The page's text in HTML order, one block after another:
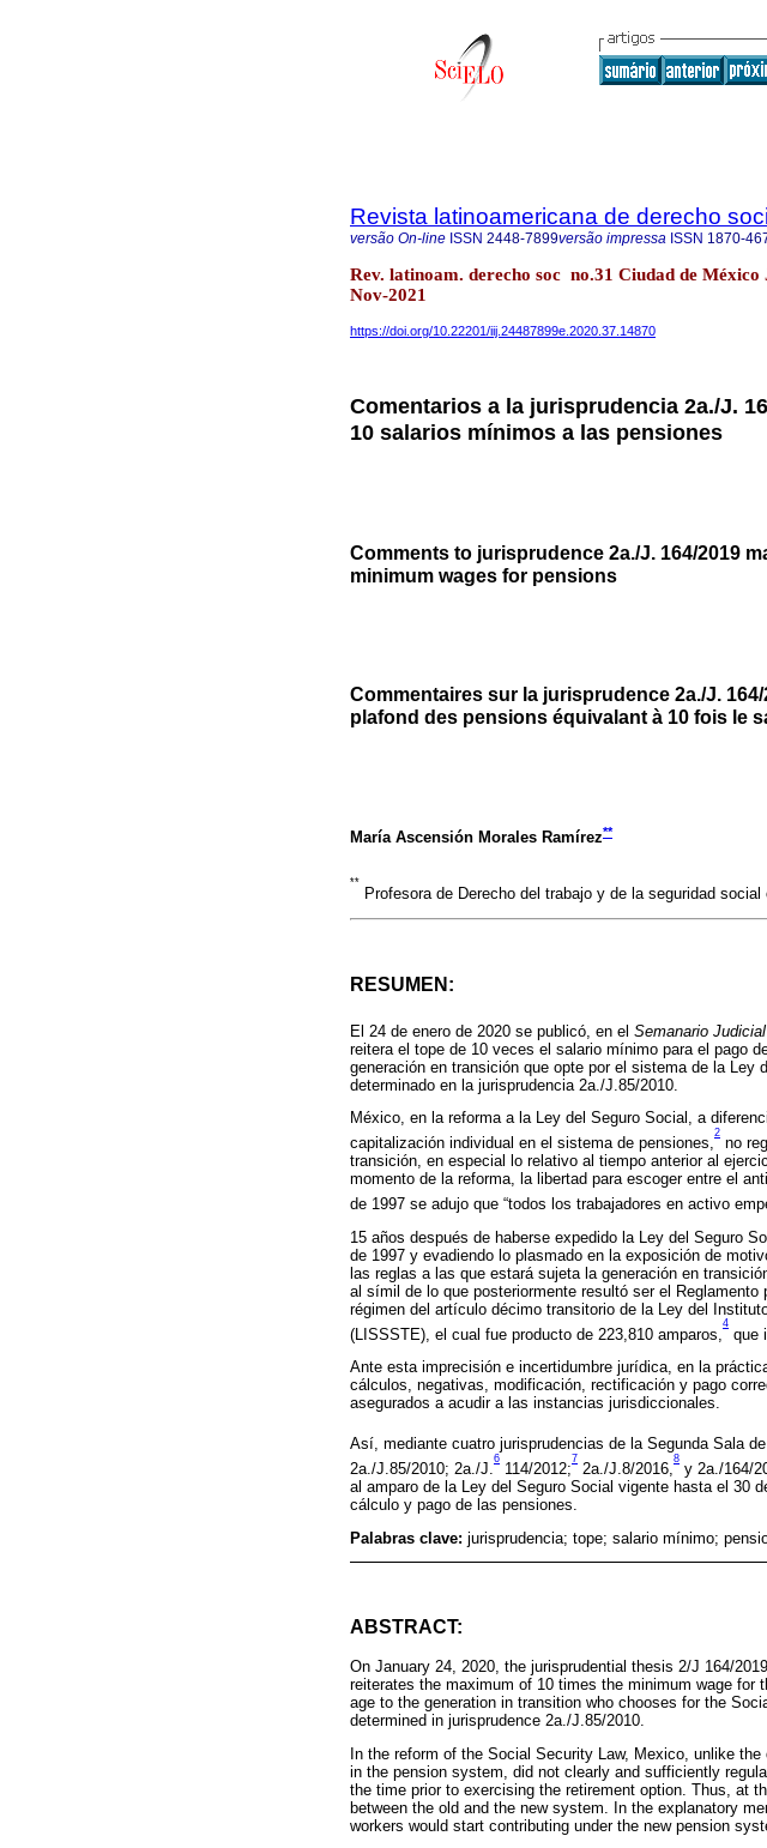
Revista latinoamericana de derecho
versão On-line ISSN 2448-7899versão impressa ISSN 1870-
Rev. latinoam. derecho soc no.31 Ciudad de
Nov-2021
https://doi.org/10.22201/iij.24487899e.2020.37.14870
Comentarios a la jurisprudencia 2a./J.
10 salarios mínimos a las pensiones
Comments to jurisprudence 2a./J. 164/2019
minimum wages for pensions
Commentaires sur la jurisprudence 2a./J.
plafond des pensions équivalant à 10 fois le
María Ascensión Morales Ramírez**
**
Profesora de Derecho del trabajo y de la seguridad
RESUMEN:
El 24 de enero de 2020 se publicó, en el Semanario
reitera el tope de 10 veces el salario mínimo para el pago
generación en transición que opte por el sistema de la
determinado en la jurisprudencia 2a./J.85/2010.
México, en la reforma a la Ley del Seguro Social, a
capitalización individual en el sistema de pensiones,
2
no
transición, en especial lo relativo al tiempo anterior al
momento de la reforma, la libertad para escoger entre el
de 1997 se adujo que “todos los trabajadores en activo
15 años después de haberse expedido la Ley del Seguro
de 1997 y evadiendo lo plasmado en la exposición de
las reglas a las que estará sujeta la generación en
al símil de lo que posteriormente resultó ser el
régimen del artículo décimo transitorio de la Ley del
(LISSSTE), el cual fue producto de 223,810 amparos,
4
que
Ante esta imprecisión e incertidumbre jurídica, en la
cálculos, negativas, modificación, rectificación y pago
asegurados a acudir a las instancias jurisdiccionales.
Así, mediante cuatro jurisprudencias de la Segunda Sala
2a./J.85/2010; 2a./J.
6
114/2012;
7
2a./J.8/2016,
8
y 2a./164/
al amparo de la Ley del Seguro Social vigente hasta el 30
cálculo y pago de las pensiones.
Palabras clave: jurisprudencia; tope; salario mínimo;
ABSTRACT:
On January 24, 2020, the jurisprudential thesis 2/J 164/
reiterates the maximum of 10 times the minimum wage for
age to the generation in transition who chooses for the
determined in jurisprudence 2a./J.85/2010.
In the reform of the Social Security Law, Mexico, unlike
in the pension system, did not clearly and sufficiently
the time prior to exercising the retirement option. Thus, at
between the old and the new system. In the explanatory
workers would start contributing under the new pension